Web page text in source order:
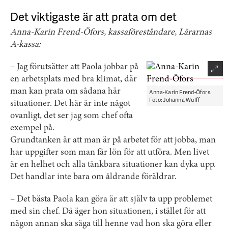
Det viktigaste är att prata om det
Anna-Karin Frend-Öfors, kassaföreståndare, Lärarnas
A-kassa:
Anna-Karin Frend-Öfors.
Foto: Johanna Wulff
– Jag förutsätter att Paola jobbar på
en arbetsplats med bra klimat, där
man kan prata om sådana här
situationer. Det här är inte något
ovanligt, det ser jag som chef ofta
exempel på.
Grundtanken är att man är på arbetet för att jobba, man
har uppgifter som man får lön för att utföra. Men livet
är en helhet och alla tänkbara situationer kan dyka upp.
Det handlar inte bara om åldrande föräldrar.
– Det bästa Paola kan göra är att själv ta upp problemet
med sin chef. Då äger hon situationen, i stället för att
någon annan ska säga till henne vad hon ska göra eller